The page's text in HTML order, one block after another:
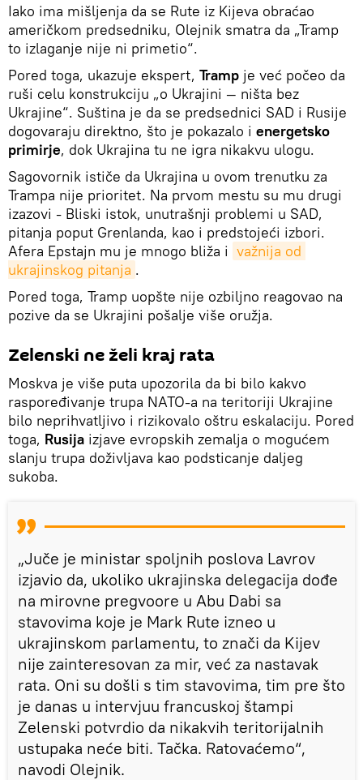
Iako ima mišljenja da se Rute iz Kijeva obraćao
američkom predsedniku, Olejnik smatra da „Tramp
to izlaganje nije ni primetio“.
Pored toga, ukazuje ekspert, Tramp je već počeo da
ruši celu konstrukciju „o Ukrajini — ništa bez
Ukrajine“. Suština je da se predsednici SAD i Rusije
dogovaraju direktno, što je pokazalo i energetsko
primirje, dok Ukrajina tu ne igra nikakvu ulogu.
Sagovornik ističe da Ukrajina u ovom trenutku za
Trampa nije prioritet. Na prvom mestu su mu drugi
izazovi - Bliski istok, unutrašnji problemi u SAD,
pitanja poput Grenlanda, kao i predstojeći izbori.
Afera Epstajn mu je mnogo bliža i važnija od
ukrajinskog pitanja .
Pored toga, Tramp uopšte nije ozbiljno reagovao na
pozive da se Ukrajini pošalje više oružja.
Zelenski ne želi kraj rata
Moskva je više puta upozorila da bi bilo kakvo
raspoređivanje trupa NATO-a na teritoriji Ukrajine
bilo neprihvatljivo i rizikovalo oštru eskalaciju. Pored
toga, Rusija izjave evropskih zemalja o mogućem
slanju trupa doživljava kao podsticanje daljeg
sukoba.
„Juče je ministar spoljnih poslova Lavrov
izjavio da, ukoliko ukrajinska delegacija dođe
na mirovne pregvoore u Abu Dabi sa
stavovima koje je Mark Rute izneo u
ukrajinskom parlamentu, to znači da Kijev
nije zainteresovan za mir, već za nastavak
rata. Oni su došli s tim stavovima, tim pre što
je danas u intervjuu francuskoj štampi
Zelenski potvrdio da nikakvih teritorijalnih
ustupaka neće biti. Tačka. Ratovaćemo“,
navodi Olejnik.